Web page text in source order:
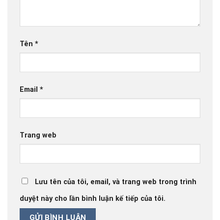
Tên *
Email *
Trang web
Lưu tên của tôi, email, và trang web trong trình
duyệt này cho lần bình luận kế tiếp của tôi.